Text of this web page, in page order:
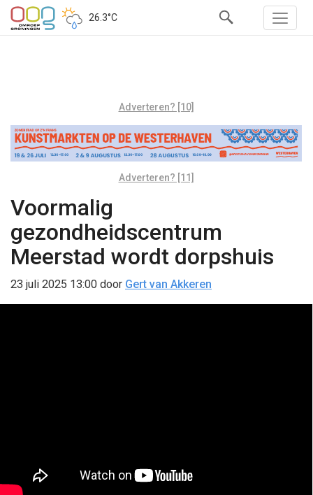
26.3°C
Adverteren? [10]
Adverteren? [11]
Voormalig
gezondheidscentrum
Meerstad wordt dorpshuis
23 juli 2025 13:00 door Gert van Akkeren